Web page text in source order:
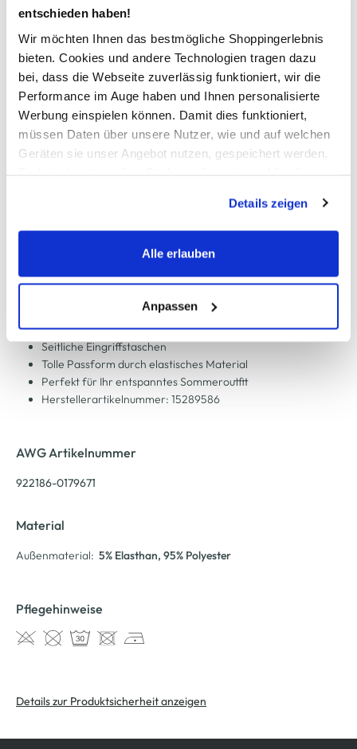
entschieden haben!
Wir möchten Ihnen das bestmögliche Shoppingerlebnis
bieten. Cookies und andere Technologien tragen dazu
bei, dass die Webseite zuverlässig funktioniert, wir die
Performance im Auge haben und Ihnen personalisierte
Werbung einspielen können. Damit dies funktioniert,
müssen Daten über unsere Nutzer, wie und auf welchen
Geräten sie unser Angebot nutzen, gespeichert werden.
werden, werden bei der Nutzung der Webseite auf jeden
Fall gesetzt. Cookies von Drittanbietern für Analyse- oder
Trackingzwecke werden nur dann aktiviert, wenn Sie das
erlauben" bzw. "Alle erlauben" klicken. Mehr dazu
(einschließlich der Möglichkeit, die Einwilligungserklärung
zu ändern oder zu widerrufen) erfahren Sie in unserem
Cookie-Hinweisbzw. derDatenschutzerklärung.
Details zeigen
Alle erlauben
Anpassen
Schneller DHL Versand: in 1–3 Werktagen
Kostenfreie Rücksendung innerhalb 14 Tage
Kostenlose Filiallieferung in Ihre Wunschfiliale
Zur Wunschliste hinzufügen
Modische Damen Shorts von JDY
Mit breitem, angesetzten Bund und Gummizug hinten
Seitliche Eingriffstaschen
Tolle Passform durch elastisches Material
Perfekt für Ihr entspanntes Sommeroutfit
Herstellerartikelnummer: 15289586
AWG Artikelnummer
922186-0179671
Material
Außenmaterial: 5% Elasthan, 95% Polyester
Pflegehinweise
Details zur Produktsicherheit anzeigen